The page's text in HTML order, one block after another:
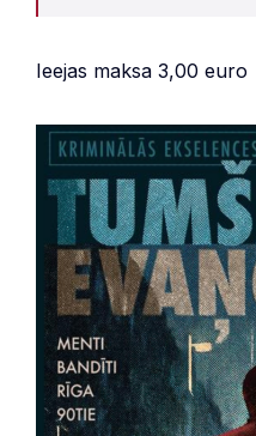
Ieejas maksa 3,00 euro